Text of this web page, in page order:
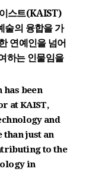
스트(KAIST)
술의 융합을 가
연예인을 넘어
하는 인물임을
has been
at KAIST,
and
than just an
to the
in